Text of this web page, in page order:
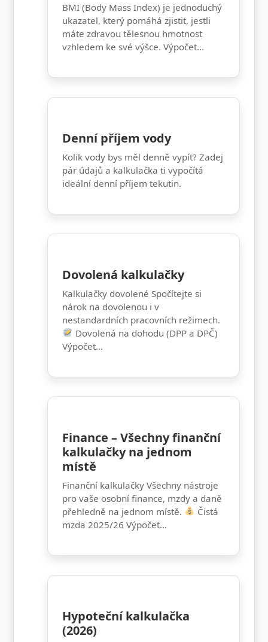
BMI (Body Mass Index) je jednoduchý
ukazatel, který pomáhá zjistit, jestli
máte zdravou tělesnou hmotnost
vzhledem ke své výšce. Výpočet...
Denní příjem vody
Kolik vody bys měl denně vypít? Zadej
pár údajů a kalkulačka ti vypočítá
ideální denní příjem tekutin.
Dovolená kalkulačky
Kalkulačky dovolené Spočítejte si
nárok na dovolenou i v
nestandardních pracovních režimech.
Dovolená na dohodu (DPP a DPČ)
Výpočet...
Finance – Všechny finanční
kalkulačky na jednom
místě
Finanční kalkulačky Všechny nástroje
pro vaše osobní finance, mzdy a daně
přehledně na jednom místě.
Čistá
mzda 2025/26 Výpočet...
Hypoteční kalkulačka
(2026)